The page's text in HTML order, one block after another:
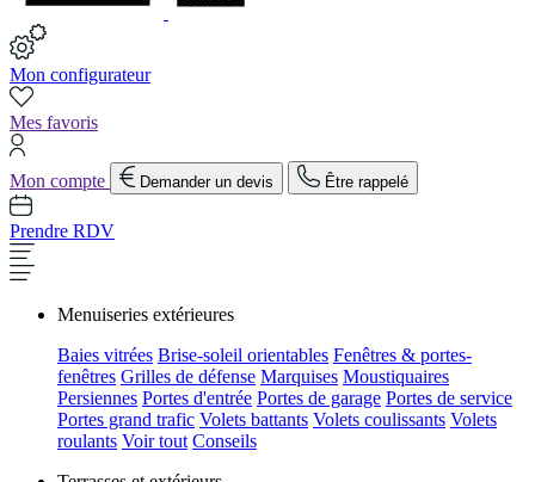
Mon configurateur
Mes favoris
Mon compte Demander un devis Être rappelé
Prendre RDV
Menuiseries extérieures
Baies vitrées Brise-soleil orientables Fenêtres & portes-
fenêtres Grilles de défense Marquises Moustiquaires
Persiennes Portes d'entrée Portes de garage Portes de service
Portes grand trafic Volets battants Volets coulissants Volets
roulants Voir tout Conseils